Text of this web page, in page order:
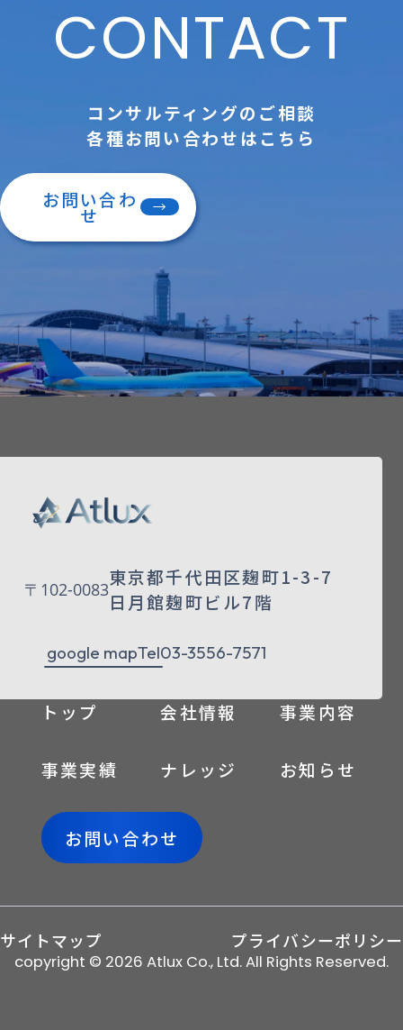
CONTACT
コンサルティングのご相談
各種お問い合わせはこちら
お問い合わ
せ
〒102-0083
東京都千代田区麹町1-3-7
日月館麹町ビル7階
google mapTel03-3556-7571
トップ 会社情報 事業内容
事業実績 ナレッジ お知らせ
お問い合わせ
copyright © 2026 Atlux Co., Ltd. All Rights Reserved.
サイトマップ プライバシーポリシー